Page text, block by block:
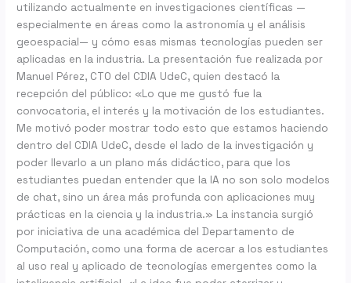
utilizando actualmente en investigaciones científicas —
especialmente en áreas como la astronomía y el análisis
geoespacial— y cómo esas mismas tecnologías pueden ser
aplicadas en la industria. La presentación fue realizada por
Manuel Pérez, CTO del CDIA UdeC, quien destacó la
recepción del público: «Lo que me gustó fue la
convocatoria, el interés y la motivación de los estudiantes.
Me motivó poder mostrar todo esto que estamos haciendo
dentro del CDIA UdeC, desde el lado de la investigación y
poder llevarlo a un plano más didáctico, para que los
estudiantes puedan entender que la IA no son solo modelos
de chat, sino un área más profunda con aplicaciones muy
prácticas en la ciencia y la industria.» La instancia surgió
por iniciativa de una académica del Departamento de
Computación, como una forma de acercar a los estudiantes
al uso real y aplicado de tecnologías emergentes como la